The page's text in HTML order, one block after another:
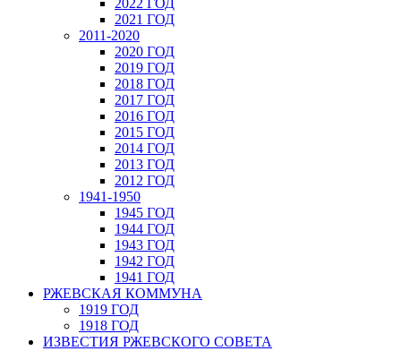
2022 ГОД
2021 ГОД
2011-2020
2020 ГОД
2019 ГОД
2018 ГОД
2017 ГОД
2016 ГОД
2015 ГОД
2014 ГОД
2013 ГОД
2012 ГОД
1941-1950
1945 ГОД
1944 ГОД
1943 ГОД
1942 ГОД
1941 ГОД
РЖЕВСКАЯ КОММУНА
1919 ГОД
1918 ГОД
ИЗВЕСТИЯ РЖЕВСКОГО СОВЕТА